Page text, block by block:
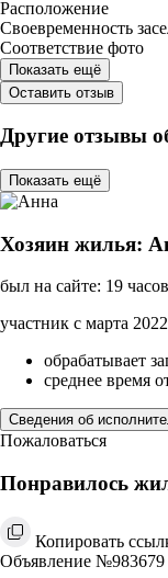
Расположение
Своевременность
Соответствие фото
Показать ещё
Оставить отзыв
Другие отзывы
Показать ещё
Хозяин жилья:
был на сайте: 19
участник с марта 2022
обрабатывает
среднее время
Сведения об
Пожаловаться
Понравилось
Копировать
Объявление №983679